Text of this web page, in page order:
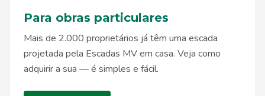
Para obras particulares
Mais de 2.000 proprietários já têm uma escada
projetada pela Escadas MV em casa. Veja como
adquirir a sua — é simples e fácil.